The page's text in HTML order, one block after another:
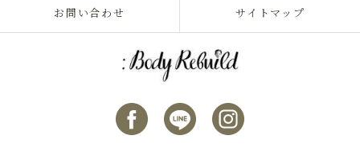
お問い合わせ サイトマップ